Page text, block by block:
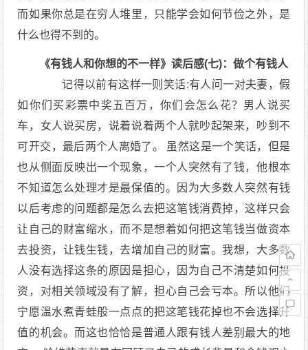
而如果你总是在穷人堆里，只能学会如何节俭之外，是
什么也得不到的。
《有钱人和你想的不一样》读后感(七)：做个有钱人
记得以前有这样一则笑话:有人问一对夫妻，假
如你们买彩票中奖五百万，你们会怎么花？男人说买
车，女人说买房，说着说着两个人就吵起架来，吵到不
可开交，最后两个人离婚了。 虽然这是一个笑话，但是
也从侧面反映出一个现象，一个人突然有了钱，他根本
不知道怎么处理才是最保值的。因为大多数人突然有钱
以后考虑的问题都是怎么去把这笔钱消费掉，这样只会
让自己的财富缩水，而不是想着如何把这笔钱当做资本
去投资，让钱生钱，去增加自己的财富。我想，大多数
人没有选择这条的原因是担心，因为自己不清楚如何投
资，对相关领域没有了解，担心自己会亏本。所以他们
宁愿温水煮青蛙般一点点的把这笔钱花掉也不会选择升
值的机会。而这也恰恰是普通人跟有钱人差别最大的地